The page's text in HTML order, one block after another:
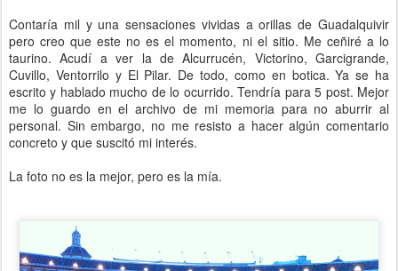
Contaría mil y una sensaciones vividas a orillas de Guadalquivir
pero creo que este no es el momento, ni el sitio. Me ceñiré a lo
taurino. Acudí a ver la de Alcurrucén, Victorino, Garcigrande,
Cuvillo, Ventorrilo y El Pilar. De todo, como en botica. Ya se ha
escrito y hablado mucho de lo ocurrido. Tendría para 5 post. Mejor
me lo guardo en el archivo de mi memoria para no aburrir al
personal. Sin embargo, no me resisto a hacer algún comentario
concreto y que suscitó mi interés.
La foto no es la mejor, pero es la mía.